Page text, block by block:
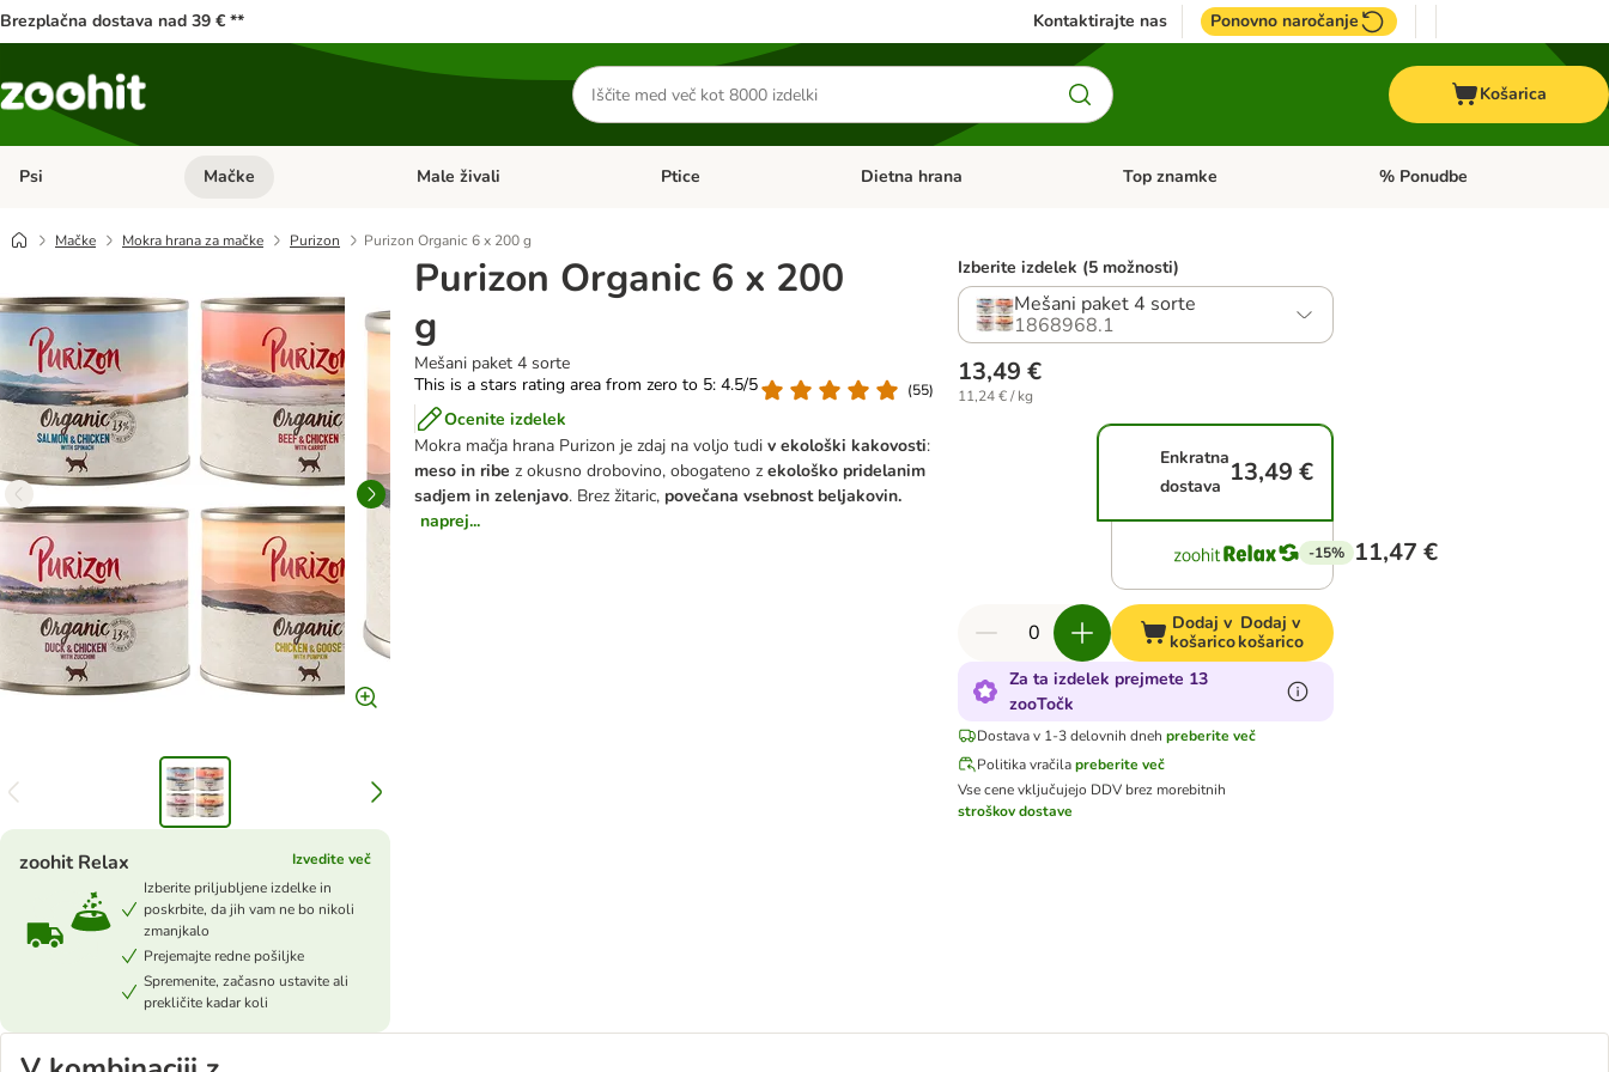
Brezplačna dostava nad 39 € ** Kontaktirajte nas Ponovno naročanje
Iskanje
izdelkov
Košarica
Psi Odprite meni kategorij: Psi
Mačke Odprite meni kategorij: Mačke
Male živali Odprite meni kategorij: Male živali
Ptice Odprite meni kategorij: Ptice
Dietna hrana Odprite meni kategorij: Dietna hrana
Top znamke Odprite meni kategorij: Top
% Ponudbe
Mačke Mokra hrana za mačke Purizon Purizon Organic 6 x 200 g
Purizon Organic 6 x 200
g
Mešani paket 4 sorte
This is a stars rating area from zero to 5: 4.5/5
(55)
Ocenite izdelek
Mokra mačja hrana Purizon je zdaj na voljo tudi v ekološki kakovosti:
meso in ribe z okusno drobovino, obogateno z ekološko pridelanim
sadjem in zelenjavo. Brez žitaric, povečana vsebnost beljakovin.
naprej...
zoohit Relax
Izvedite več
Izberite priljubljene izdelke in
poskrbite, da jih vam ne bo nikoli
zmanjkalo
Prejemajte redne pošiljke
Spremenite, začasno ustavite ali
prekličite kadar koli
Izberite izdelek (5 možnosti)
Mešani paket 4 sorte
1868968.1
13,49 €
11,24 € / kg
Enkratna
dostava 13,49 €
-15% 11,47 €
Dodaj v
košarico
Dodaj v
košarico
Za ta izdelek prejmete 13
zooTočk
Dostava v 1-3 delovnih dneh preberite več
Politika vračila preberite več
Vse cene vključujejo DDVbrez morebitnih
stroškov dostave